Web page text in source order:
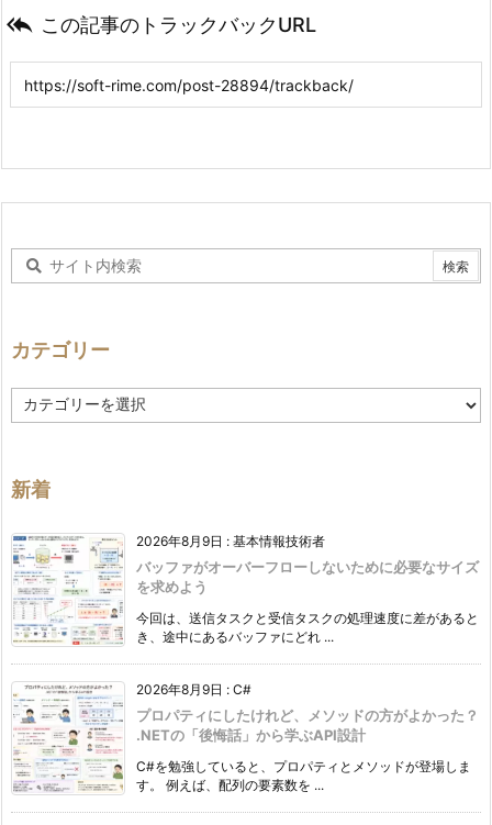
 この記事のトラックバックURL
カテゴリー
テ
ー
新着
2026年8月9日 : 基本情報技術者
バッファがオーバーフローしないために必要なサイズ
を求めよう
今回は、送信タスクと受信タスクの処理速度に差があると
き、途中にあるバッファにどれ ...
2026年8月9日 : C#
プロパティにしたけれど、メソッドの方がよかった？
.NETの「後悔話」から学ぶAPI設計
C#を勉強していると、プロパティとメソッドが登場しま
す。 例えば、配列の要素数を ...